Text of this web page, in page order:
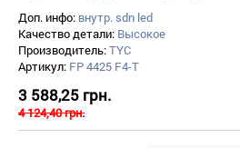
Доп. инфо: внутр. sdn led
Качество детали: Высокое
Производитель:TYC
Артикул: FP 4425 F4-T
3 588,25 грн.
4 124,40 грн.